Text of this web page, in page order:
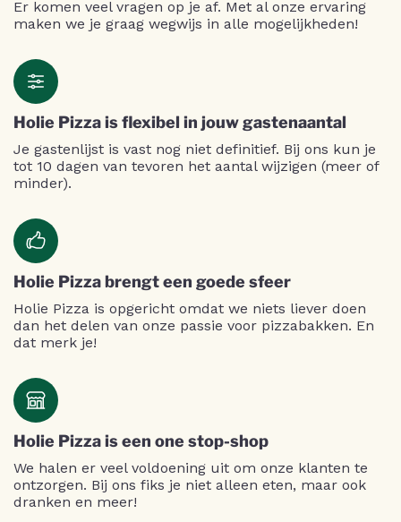
Er komen veel vragen op je af. Met al onze ervaring
maken we je graag wegwijs in alle mogelijkheden!
Holie Pizza is flexibel in jouw gastenaantal
Je gastenlijst is vast nog niet definitief. Bij ons kun je
tot 10 dagen van tevoren het aantal wijzigen (meer of
minder).
Holie Pizza brengt een goede sfeer
Holie Pizza is opgericht omdat we niets liever doen
dan het delen van onze passie voor pizzabakken. En
dat merk je!
Holie Pizza is een one stop-shop
We halen er veel voldoening uit om onze klanten te
ontzorgen. Bij ons fiks je niet alleen eten, maar ook
dranken en meer!